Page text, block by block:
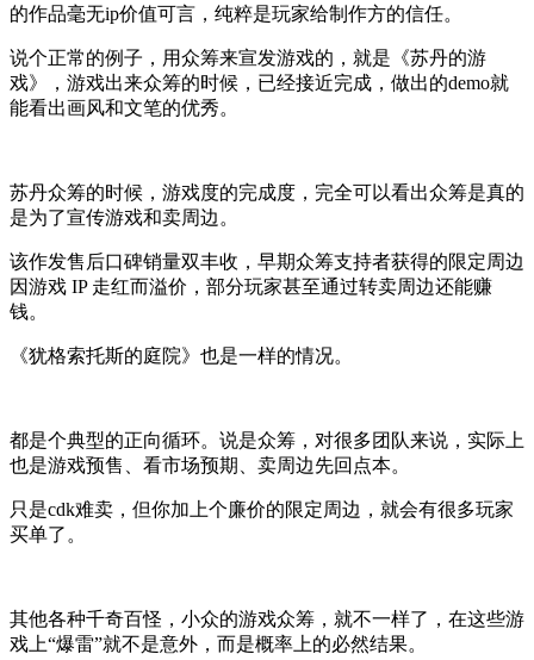
的作品毫无ip价值可言，纯粹是玩家给制作方的信任。
说个正常的例子，用众筹来宣发游戏的，就是《苏丹的游
戏》，游戏出来众筹的时候，已经接近完成，做出的demo就
能看出画风和文笔的优秀。
苏丹众筹的时候，游戏度的完成度，完全可以看出众筹是真的
是为了宣传游戏和卖周边。
该作发售后口碑销量双丰收，早期众筹支持者获得的限定周边
因游戏 IP 走红而溢价，部分玩家甚至通过转卖周边还能赚
钱。
《犹格索托斯的庭院》也是一样的情况。
都是个典型的正向循环。说是众筹，对很多团队来说，实际上
也是游戏预售、看市场预期、卖周边先回点本。
只是cdk难卖，但你加上个廉价的限定周边，就会有很多玩家
买单了。
其他各种千奇百怪，小众的游戏众筹，就不一样了，在这些游
戏上“爆雷”就不是意外，而是概率上的必然结果。